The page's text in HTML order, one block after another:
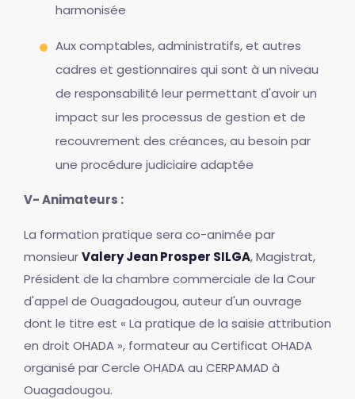
harmonisée
Aux comptables, administratifs, et autres
cadres et gestionnaires qui sont à un niveau
de responsabilité leur permettant d'avoir un
impact sur les processus de gestion et de
recouvrement des créances, au besoin par
une procédure judiciaire adaptée
V- Animateurs :
La formation pratique sera co-animée par
monsieurValery Jean Prosper SILGA, Magistrat,
Président de la chambre commerciale de la Cour
d'appel de Ouagadougou, auteur d'un ouvrage
dont le titre est « La pratique de la saisie attribution
en droit OHADA », formateur au Certificat OHADA
organisé par Cercle OHADA au CERPAMAD à
Ouagadougou.